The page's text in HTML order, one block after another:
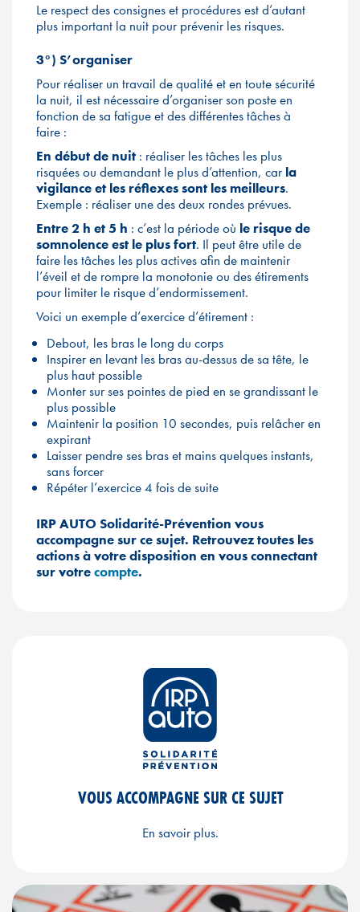
Le respect des consignes et procédures est d’autant
plus important la nuit pour prévenir les risques.
3°) S’organiser
Pour réaliser un travail de qualité et en toute sécurité
la nuit, il est nécessaire d’organiser son poste en
fonction de sa fatigue et des différentes tâches à
faire :
En début de nuit : réaliser les tâches les plus
risquées ou demandant le plus d’attention, car la
vigilance et les réflexes sont les meilleurs.
Exemple : réaliser une des deux rondes prévues.
Entre 2 h et 5 h : c’est la période où le risque de
somnolence est le plus fort. Il peut être utile de
faire les tâches les plus actives afin de maintenir
l’éveil et de rompre la monotonie ou des étirements
pour limiter le risque d’endormissement.
Voici un exemple d’exercice d’étirement :
Debout, les bras le long du corps
Inspirer en levant les bras au-dessus de sa tête, le
plus haut possible
Monter sur ses pointes de pied en se grandissant le
plus possible
Maintenir la position 10 secondes, puis relâcher en
expirant
Laisser pendre ses bras et mains quelques instants,
sans forcer
Répéter l’exercice 4 fois de suite
IRP AUTO Solidarité-Prévention vous
accompagne sur ce sujet. Retrouvez toutes les
actions à votre disposition en vous connectant
sur votrecompte.
VOUS ACCOMPAGNE SUR CE SUJET
En savoir plus.